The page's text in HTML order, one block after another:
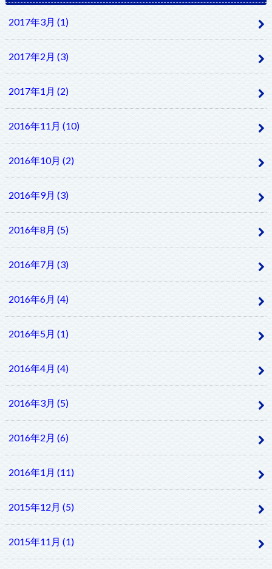
2017年3月 (1)
2017年2月 (3)
2017年1月 (2)
2016年11月 (10)
2016年10月 (2)
2016年9月 (3)
2016年8月 (5)
2016年7月 (3)
2016年6月 (4)
2016年5月 (1)
2016年4月 (4)
2016年3月 (5)
2016年2月 (6)
2016年1月 (11)
2015年12月 (5)
2015年11月 (1)